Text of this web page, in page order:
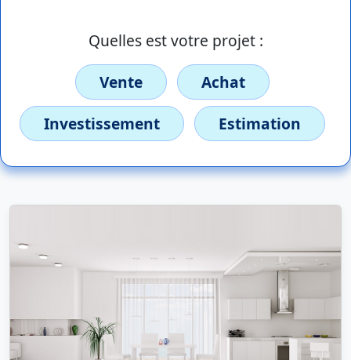
Quelles est votre projet :
Vente
Achat
Investissement
Estimation